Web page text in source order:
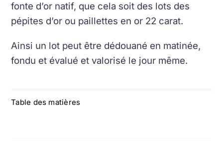
Table des matières
fonte d’or natif, que cela soit des lots des
pépites d’or ou paillettes en or 22 carat.
Ainsi un lot peut être dédouané en matinée,
fondu et évalué et valorisé le jour même.